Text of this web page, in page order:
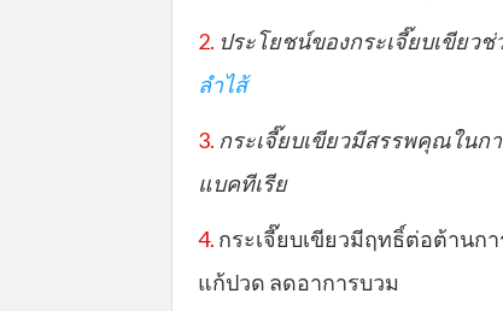
2. ประโยชน์ของกระเจี๊ยบเขียวช่
ลำไ ส้
3. กระเจี๊ยบเขียวมีสรรพคุณในก
แบคทีเรีย
4. กระเจี๊ยบเขียวมีฤทธิ์ต่อต้านกา
แก้ปวด ลดอาการบวม